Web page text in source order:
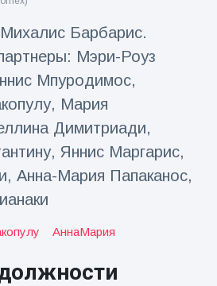
смех у
Барбарис.
Мэри-Роуз
Мпуродимос,
Мария
Димитриади,
Яннис Маргарис,
Анна-Мария Папаканос,
АннаМария